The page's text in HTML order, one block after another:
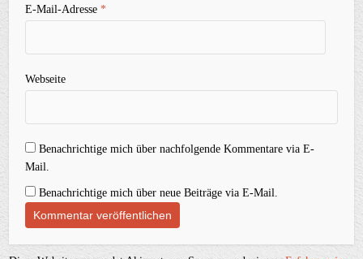
E-Mail-Adresse*
Webseite
Benachrichtige mich über nachfolgende Kommentare via E-
Mail.
Benachrichtige mich über neue Beiträge via E-Mail.